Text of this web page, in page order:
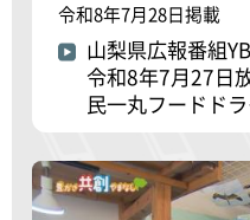
令和8年7月28日掲載
山梨県広報番組
令和8年7月27日
民一丸フードドラ